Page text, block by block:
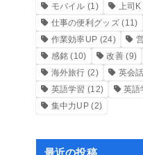
モバイル (1) 上司K
仕事の便利グッズ(11)
作業効率UP (24)
感銘 (10) 改善(9)
海外旅行 (2) 英会話
英語学習 (12) 英語
集中力UP (2)